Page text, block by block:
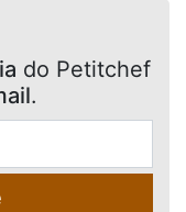
do Petitchef
.